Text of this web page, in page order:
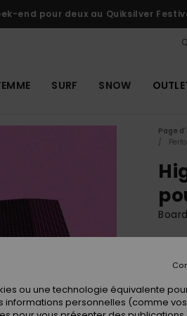
end pour deux au Quiksilver
SURF SNOW
Page
ou une technologie équivalente
personnelles (comme